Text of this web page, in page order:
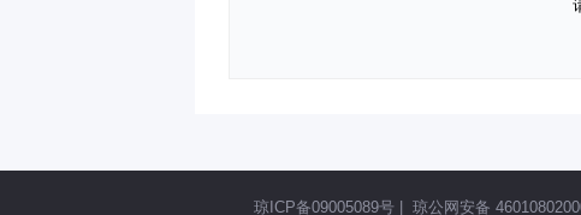
琼ICP备09005089号 琼公网安备